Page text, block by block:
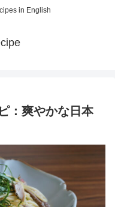
in English
：爽やかな日本